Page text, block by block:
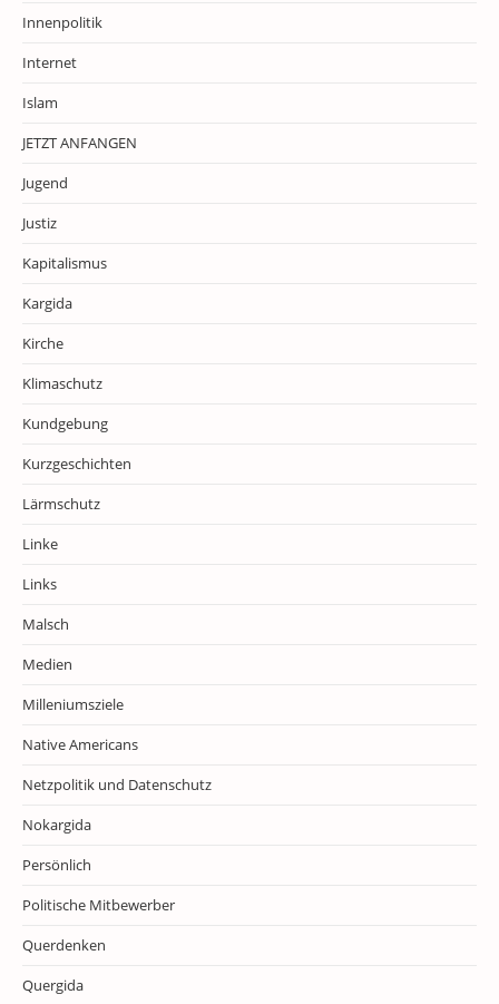
Innenpolitik
Internet
Islam
JETZT ANFANGEN
Jugend
Justiz
Kapitalismus
Kargida
Kirche
Klimaschutz
Kundgebung
Kurzgeschichten
Lärmschutz
Linke
Links
Malsch
Medien
Milleniumsziele
Native Americans
Netzpolitik und Datenschutz
Nokargida
Persönlich
Politische Mitbewerber
Querdenken
Quergida